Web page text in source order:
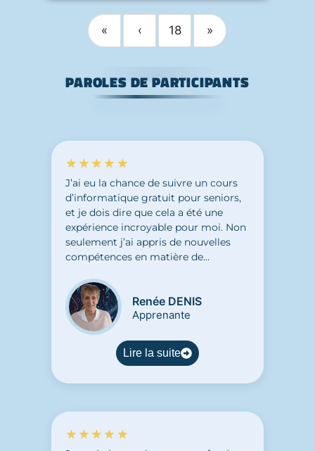
« ‹ 18 »
PAROLES DE PARTICIPANTS
★★★★★
J’ai eu la chance de suivre un cours
d’informatique gratuit pour seniors,
et je dois dire que cela a été une
expérience incroyable pour moi. Non
seulement j’ai appris de nouvelles
compétences en matière de
découvert un don caché en moi. Ce
cours m’a permis de m’ouvrir à de
nouvelles possibilités et de découvrir
de nouveaux horizons. J’ai pu accéder
à un atelier créatif grâce aux
compétences acquises en
chaleureusement Yahya pour la
Renée DENIS
Apprenante
Lire la suite
★★★★★